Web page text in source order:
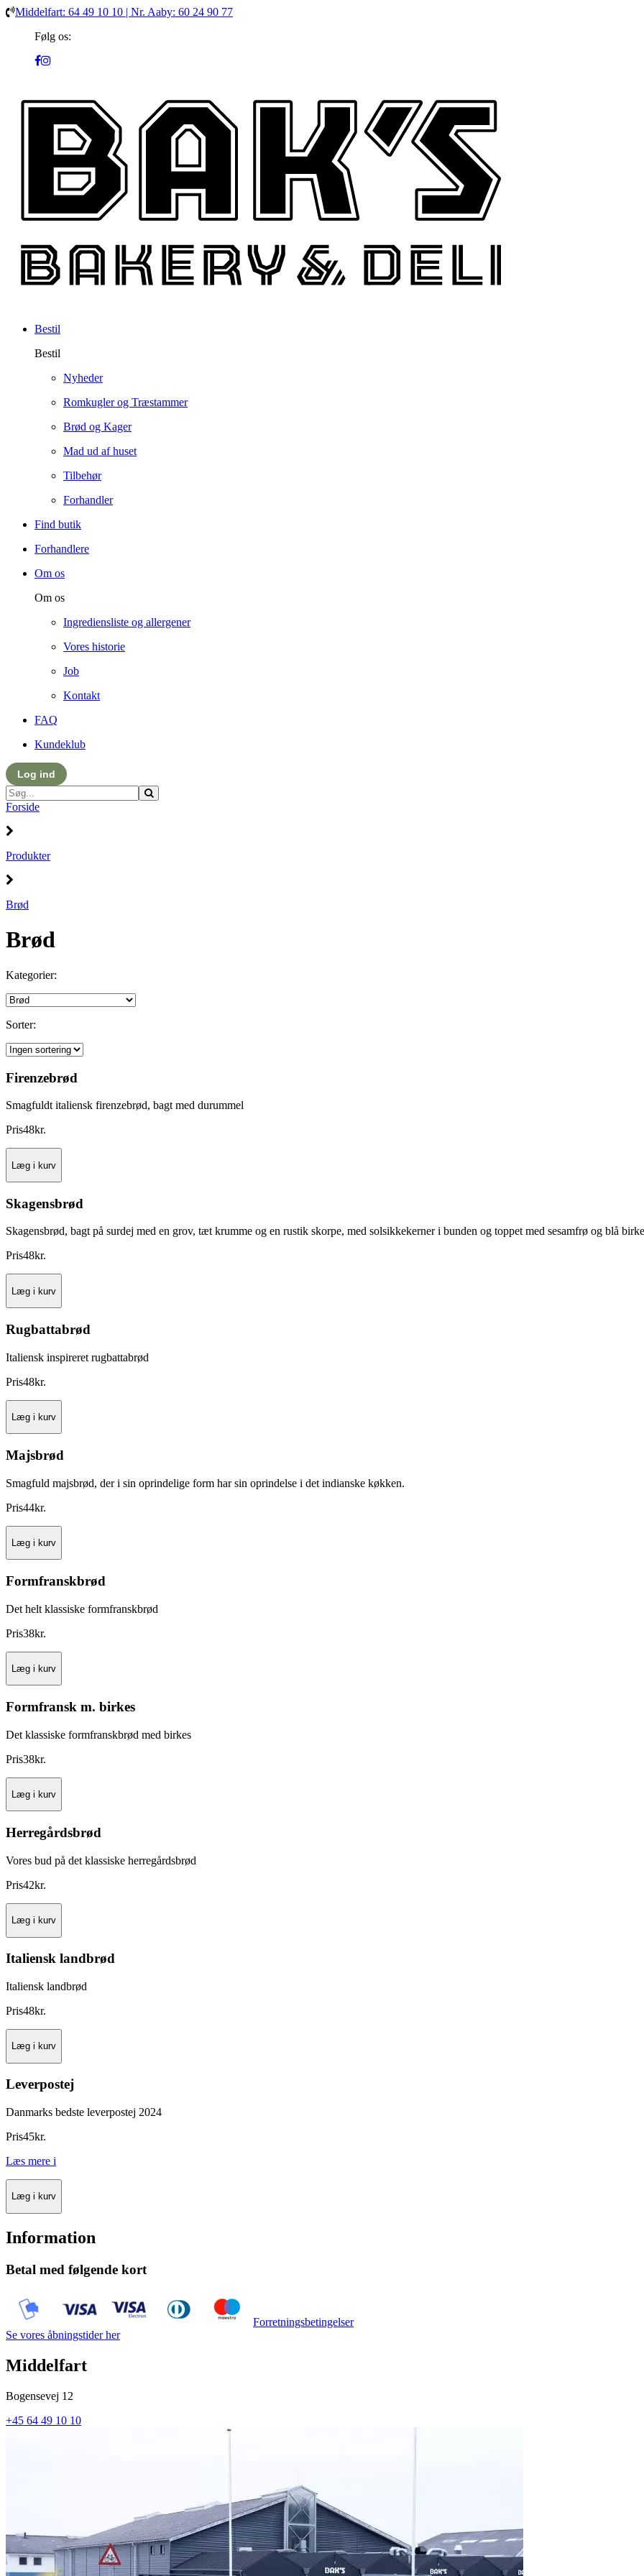
Middelfart: 64 49 10 10 | Nr. Aaby: 60 24 90 77
Følg os:
Bestil
Bestil
Nyheder
Romkugler og Træstammer
Brød og Kager
Mad ud af huset
Tilbehør
Forhandler
Find butik
Forhandlere
Om os
Om os
Ingrediensliste og allergener
Vores historie
Job
Kontakt
FAQ
Kundeklub
Log ind
Forside
Produkter
Brød
Brød
Kategorier:
Sorter:
Firenzebrød
Smagfuldt italiensk firenzebrød, bagt med durummel
Pris48kr.
Læg i kurv
Skagensbrød
Skagensbrød, bagt på surdej med en grov, tæt krumme og en rustik skorpe, med solsikkekerner i bunden og toppet med sesamfrø og blå
Pris48kr.
Læg i kurv
Rugbattabrød
Italiensk inspireret rugbattabrød
Pris48kr.
Læg i kurv
Majsbrød
Smagfuld majsbrød, der i sin oprindelige form har sin oprindelse i det indianske køkken.
Pris44kr.
Læg i kurv
Formfranskbrød
Det helt klassiske formfranskbrød
Pris38kr.
Læg i kurv
Formfransk m. birkes
Det klassiske formfranskbrød med birkes
Pris38kr.
Læg i kurv
Herregårdsbrød
Vores bud på det klassiske herregårdsbrød
Pris42kr.
Læg i kurv
Italiensk landbrød
Italiensk landbrød
Pris48kr.
Læg i kurv
Leverpostej
Danmarks bedste leverpostej 2024
Pris45kr.
Læs mere i
Læg i kurv
Information
Betal med følgende kort
Forretningsbetingelser
Se vores åbningstider her
Middelfart
Bogensevej 12
+45 64 49 10 10